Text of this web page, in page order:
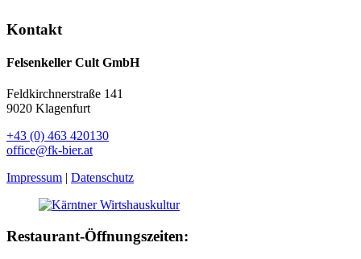
Kontakt
Felsenkeller Cult GmbH
​Feldkirchnerstraße 141
9020 Klagenfurt
​+43 (0) 463 420130
office@fk-bier.at
Impressum | Datenschutz
Restaurant-Öffnungszeiten: